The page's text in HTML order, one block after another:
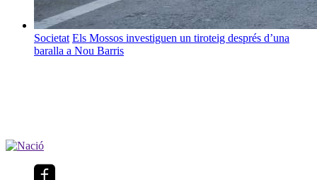
Societat Els Mossos investiguen un tiroteig després d’una
baralla a Nou Barris